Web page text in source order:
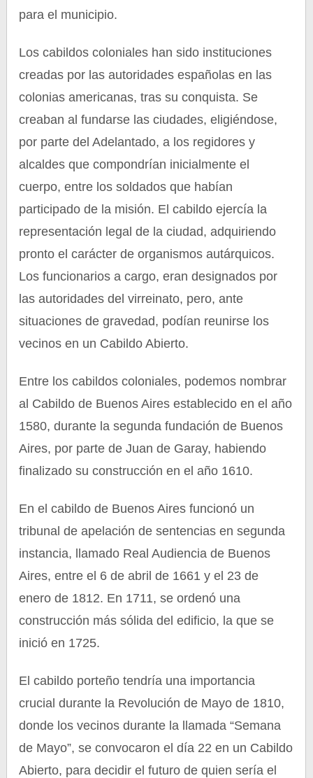
para el municipio.
Los cabildos coloniales han sido instituciones
creadas por las autoridades españolas en las
colonias americanas, tras su conquista. Se
creaban al fundarse las ciudades, eligiéndose,
por parte del Adelantado, a los regidores y
alcaldes que compondrían inicialmente el
cuerpo, entre los soldados que habían
participado de la misión. El cabildo ejercía la
representación legal de la ciudad, adquiriendo
pronto el carácter de organismos autárquicos.
Los funcionarios a cargo, eran designados por
las autoridades del virreinato, pero, ante
situaciones de gravedad, podían reunirse los
vecinos en un Cabildo Abierto.
Entre los cabildos coloniales, podemos nombrar
al Cabildo de Buenos Aires establecido en el año
1580, durante la segunda fundación de Buenos
Aires, por parte de Juan de Garay, habiendo
finalizado su construcción en el año 1610.
En el cabildo de Buenos Aires funcionó un
tribunal de apelación de sentencias en segunda
instancia, llamado Real Audiencia de Buenos
Aires, entre el 6 de abril de 1661 y el 23 de
enero de 1812. En 1711, se ordenó una
construcción más sólida del edificio, la que se
inició en 1725.
El cabildo porteño tendría una importancia
crucial durante la Revolución de Mayo de 1810,
donde los vecinos durante la llamada “Semana
de Mayo”, se convocaron el día 22 en un Cabildo
Abierto, para decidir el futuro de quien sería el